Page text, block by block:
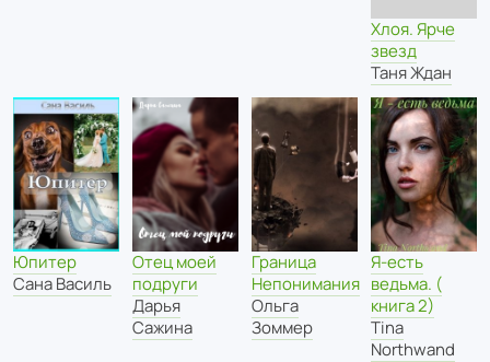
Хлоя. Ярче
звезд
Таня Ждан
Юпитер
Сана Василь
Отец моей
подруги
Дарья
Сажина
Граница
Непонимания
Ольга
Зоммер
Я-есть
ведьма. (
книга 2)
Tina
Northwand